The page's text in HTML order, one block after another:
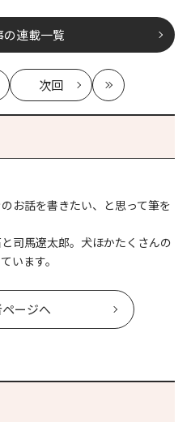
の連載一覧
次回
記
最
新
お話を書きたい、と思って筆を
司馬遼太郎。犬ほかたくさんの
います。
ージへ